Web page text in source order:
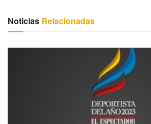
Noticias Relacionadas